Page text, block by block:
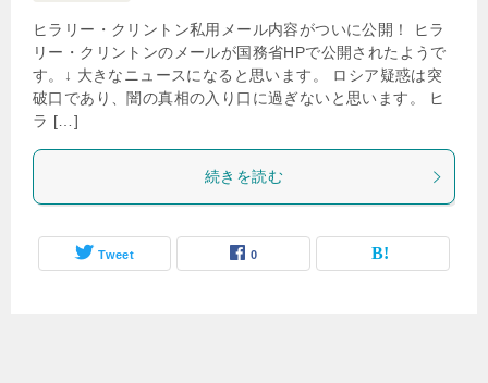
ヒラリー・クリントン私用メール内容がついに公開！ ヒラ
リー・クリントンのメールが国務省HPで公開されたようで
す。↓ 大きなニュースになると思います。 ロシア疑惑は突
破口であり、闇の真相の入り口に過ぎないと思います。 ヒ
ラ […]
続きを読む
Tweet 0